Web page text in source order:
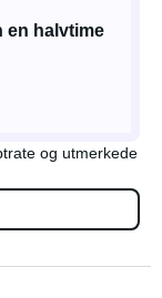
en halvtime
og utmerkede